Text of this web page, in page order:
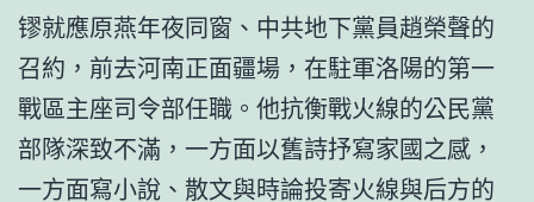
镠就應原燕年夜同窗、中共地下黨員趙榮聲的
召約，前去河南正面疆場，在駐軍洛陽的第一
戰區主座司令部任職。他抗衡戰火線的公民黨
部隊深致不滿，一方面以舊詩抒寫家國之感，
一方面寫小說、散文與時論投寄火線與后方的